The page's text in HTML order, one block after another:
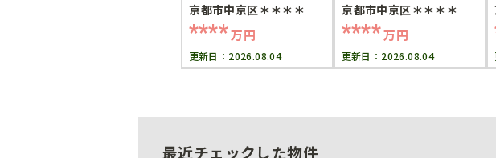
京都市中京区＊＊＊＊
****万円
更新日： 2026.08.04
京都市中京区＊＊＊＊
****万円
更新日： 2026.08.04
最近チェックした物件